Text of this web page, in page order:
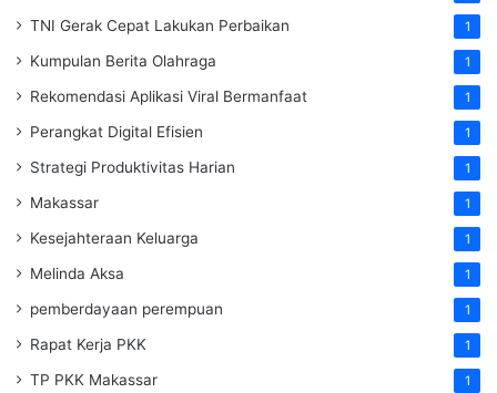
TNI Gerak Cepat Lakukan Perbaikan 1
Kumpulan Berita Olahraga 1
Rekomendasi Aplikasi Viral Bermanfaat 1
Perangkat Digital Efisien 1
Strategi Produktivitas Harian 1
Makassar 1
Kesejahteraan Keluarga 1
Melinda Aksa 1
pemberdayaan perempuan 1
Rapat Kerja PKK 1
TP PKK Makassar 1